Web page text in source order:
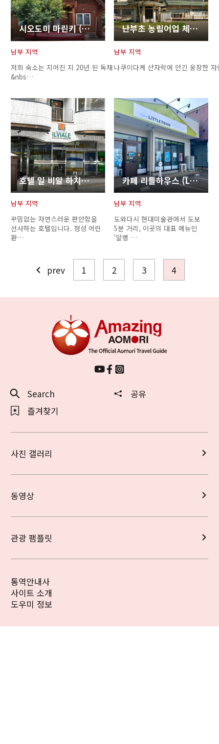
시오도미 마린키 (潮ドミ マリンキ)
남부 지역
저희 숙소는 지어진 지 20년 된 독채
&nbs…
난부초 농림어업 체험 실습관 체리우스(Cherry House)
남부 지역
나쿠이다케 산자락에 안긴 웅장한
호텔 일 비알 하치노헤 아넥스(Hotel Il Viale Hachinohe Anne…
남부 지역
꾸밈없는 자연스러운 편안함을
선사하는 호텔입니다. 정성 어린
환…
카페 리틀하우스 (LiTTLE house)
남부 지역
도와다시 현대미술관에서 도보
5분 거리, 이곳의 대표 메뉴인
'알랭 …
prev 1 2 3 4
Search
공유
즐겨찾기
사진 갤러리
동영상
관광 팸플릿
통역안내사
사이트 소개
도우미 정보
Twitter에 공유
Facebook에 공유
링크 복사